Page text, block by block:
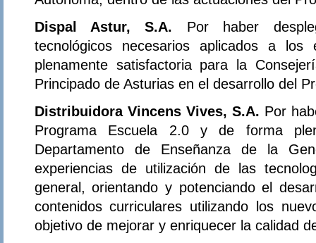
Dispal Astur, S.A. Por haber
tecnológicos necesarios aplicados a los
plenamente satisfactoria para la
Principado de Asturias en el desarrollo del
Distribuidora Vincens Vives, S.A. Por
Programa Escuela 2.0 y de forma
Departamento de Enseñanza de la
experiencias de utilización de las
general, orientando y potenciando el
contenidos curriculares utilizando los
objetivo de mejorar y enriquecer la calidad